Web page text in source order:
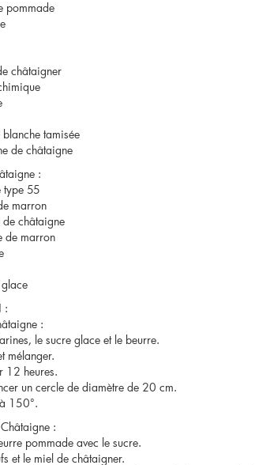
pommade
châtaigner
tamisée
de châtaigne
:
55
marron
châtaigne
de marron
:
:
le sucre glace et le beurre.
mélanger.
12 heures.
un cercle de diamètre de 20 cm.
150°.
:
pommade avec le sucre.
et le miel de châtaigner.